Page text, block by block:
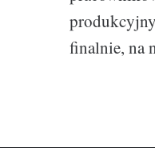
finalnie, na